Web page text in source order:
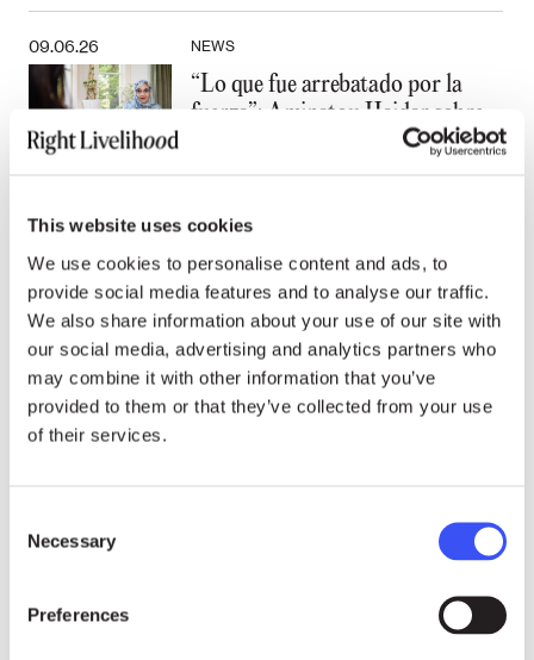
This website uses cookies
We use cookies to personalise content and ads, to
provide social media features and to analyse our traffic.
We also share information about your use of our site with
our social media, advertising and analytics partners who
may combine it with other information that you’ve
provided to them or that they’ve collected from your use
of their services.
Selection
Necessary
Preferences
09.06.26 NEWS
“Lo que fue arrebatado por la
fuerza”: Aminatou Haidar sobre
la desfalleciente esperanza en el
All news
Press contacts